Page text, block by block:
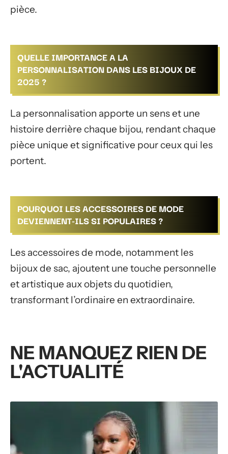
pièce.
QUELLE IMPORTANCE A LA
PERSONNALISATION DANS LES BIJOUX DE
2025 ?
La personnalisation apporte un sens et une
histoire derrière chaque bijou, rendant chaque
pièce unique et significative pour ceux qui les
portent.
POURQUOI LES ACCESSOIRES DE MODE
DEVIENNENT-ILS SI POPULAIRES ?
Les accessoires de mode, notamment les
bijoux de sac, ajoutent une touche personnelle
et artistique aux objets du quotidien,
transformant l’ordinaire en extraordinaire.
NE MANQUEZ RIEN DE
L'ACTUALITÉ